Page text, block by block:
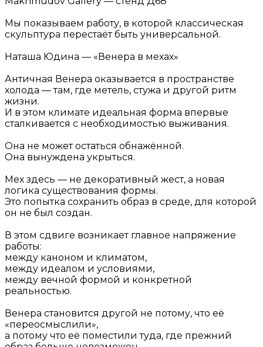
Мы показываем работу, в которой классическая
скульптура перестаёт быть универсальной.
Наташа Юдина — «Венера в мехах»
Античная Венера оказывается в пространстве
холода — там, где метель, стужа и другой ритм
жизни.
И в этом климате идеальная форма впервые
сталкивается с необходимостью выживания.
Она не может остаться обнажённой.
Она вынуждена укрыться.
Мех здесь — не декоративный жест, а новая
логика существования формы.
Это попытка сохранить образ в среде, для которой
он не был создан.
В этом сдвиге возникает главное напряжение
работы:
между каноном и климатом,
между идеалом и условиями,
между вечной формой и конкретной
реальностью.
Венера становится другой не потому, что её
«переосмыслили»,
а потому что её поместили туда, где прежний